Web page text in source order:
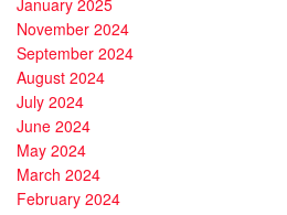
November 2024
September 2024
August 2024
July 2024
June 2024
May 2024
March 2024
February 2024